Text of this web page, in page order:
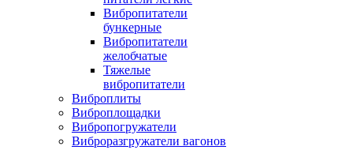
Вибропитатели
бункерные
Вибропитатели
желобчатые
Тяжелые
вибропитатели
Виброплиты
Виброплощадки
Вибропогружатели
Виброразгружатели вагонов